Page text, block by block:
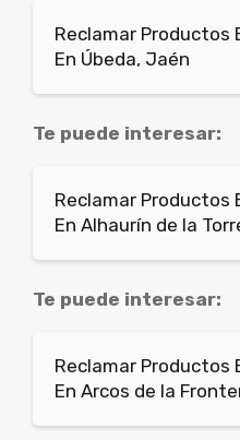
Reclamar Productos
En Úbeda, Jaén
Te puede interesar:
Reclamar Productos
En Alhaurín de la
Te puede interesar:
Reclamar Productos
En Arcos de la